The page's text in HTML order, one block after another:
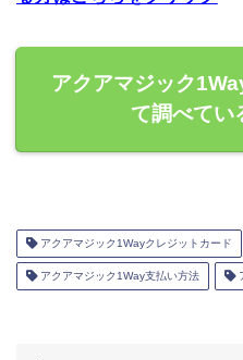
アクアマジック
て調べてい
アクアマジック1Wayクレジットカード
アクアマジック1Way支払い方法